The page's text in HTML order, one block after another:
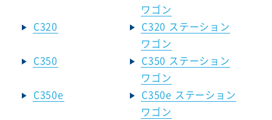
ワゴン
C320
C320 ステーション
ワゴン
C350
C350 ステーション
ワゴン
C350e
C350e ステーション
ワゴン